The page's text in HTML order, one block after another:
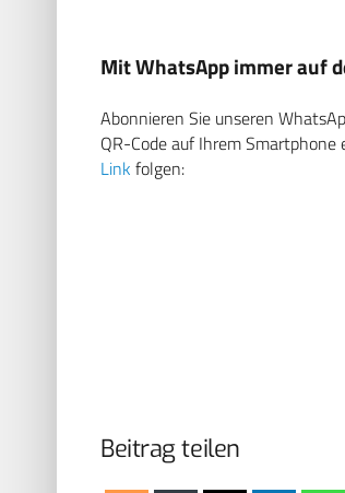
Mit WhatsApp immer auf
Abonnieren Sie unseren
QR-Code auf Ihrem
Link folgen:
Beitrag teilen